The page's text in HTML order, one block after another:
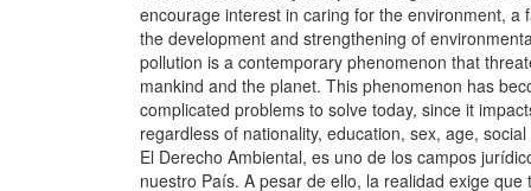
encourage interest in caring for the environment, a
the development and strengthening of
pollution is a contemporary phenomenon that
mankind and the planet. This phenomenon has
complicated problems to solve today, since it
regardless of nationality, education, sex, age,
El Derecho Ambiental, es uno de los campos
nuestro País. A pesar de ello, la realidad exige que